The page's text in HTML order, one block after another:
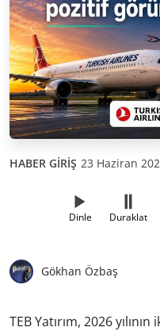
HABER GİRİŞ 23 Haziran
Dinle Duraklat
Gökhan Özbaş
TEB Yatırım, 2026